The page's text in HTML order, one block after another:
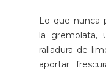
Lo que nunca
la gremolata,
ralladura de
aportar